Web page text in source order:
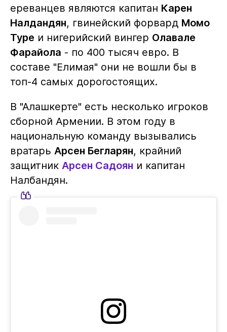
ереванцев являются капитан Карен
Налдандян, гвинейский форвард Момо
Туре и нигерийский вингер Олавале
Фарайола - по 400 тысяч евро. В
составе "Елимая" они не вошли бы в
топ-4 самых дорогостоящих.
В "Алашкерте" есть несколько игроков
сборной Армении. В этом году в
национальную команду вызывались
вратарь Арсен Бегларян, крайний
защитник Арсен Садоян и капитан
Налбандян.